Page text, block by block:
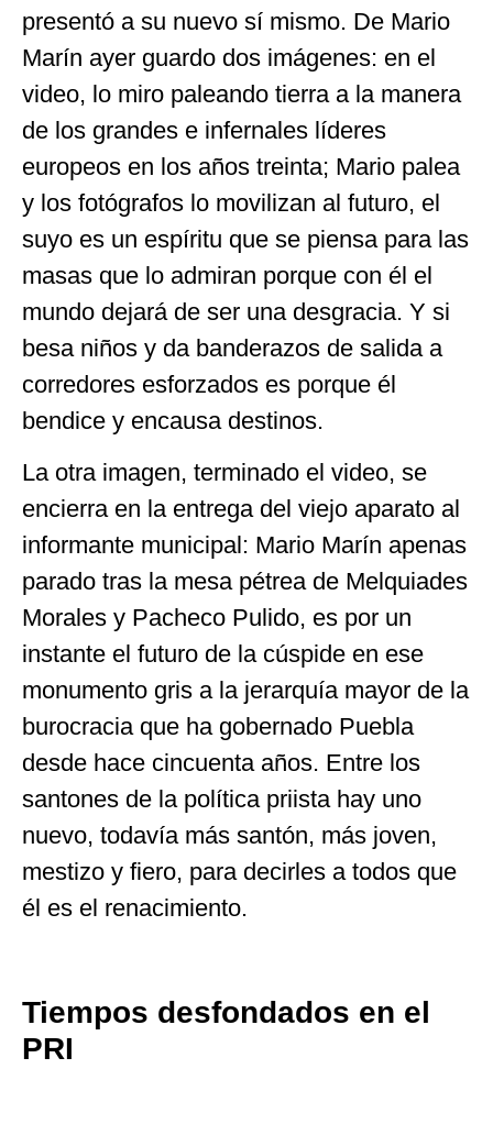
presentó a su nuevo sí mismo. De Mario
Marín ayer guardo dos imágenes: en el
video, lo miro paleando tierra a la manera
de los grandes e infernales líderes
europeos en los años treinta; Mario palea
y los fotógrafos lo movilizan al futuro, el
suyo es un espíritu que se piensa para las
masas que lo admiran porque con él el
mundo dejará de ser una desgracia. Y si
besa niños y da banderazos de salida a
corredores esforzados es porque él
bendice y encausa destinos.
La otra imagen, terminado el video, se
encierra en la entrega del viejo aparato al
informante municipal: Mario Marín apenas
parado tras la mesa pétrea de Melquiades
Morales y Pacheco Pulido, es por un
instante el futuro de la cúspide en ese
monumento gris a la jerarquía mayor de la
burocracia que ha gobernado Puebla
desde hace cincuenta años. Entre los
santones de la política priista hay uno
nuevo, todavía más santón, más joven,
mestizo y fiero, para decirles a todos que
él es el renacimiento.
Tiempos desfondados en el
PRI